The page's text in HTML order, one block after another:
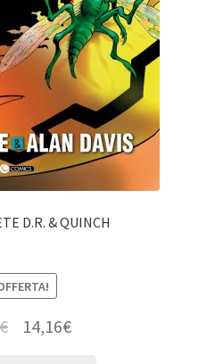
D.R. & QUINCH
14,16€